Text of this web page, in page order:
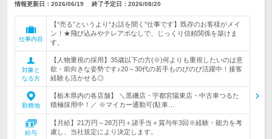
情報更新日：2026/06/19 終了予定日： 2026/08/20
仕事内容
【“売る”というより“お話を聞く”仕事です】既存のお客様がメイ
ン！★飛び込みやテレアポなしで、じっくり信頼関係を築けま
す。
対象と
なる方
【人物重視の採用】35歳以下の方(※)何よりも重視したいのは意
欲・前向きな姿勢です♪20～30代の若手ものびのび活躍中！接客
経験も活かせる◎
勤務地
【栃木県内の各店舗】 ＼黒磯店・宇都宮陽東店・中古車つるた
積極採用中！／ ※マイカー通勤可(駐車…
給与
【月給】21万円～28万円＋諸手当＋賞与年3回※経験・能力を考
慮し、当社規定により決定します。